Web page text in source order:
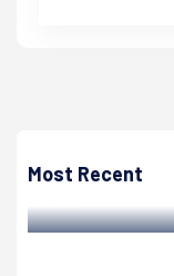
Most Recent
技術說明會歡迎參與